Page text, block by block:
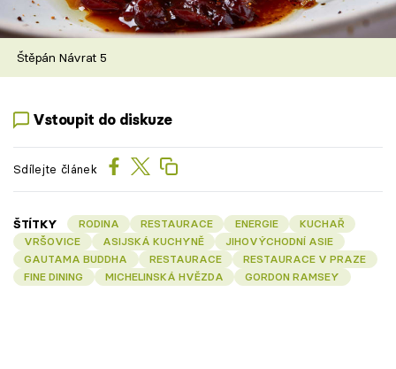
Štěpán Návrat 5
Vstoupit do diskuze
Sdílejte článek
ŠTÍTKY RODINA RESTAURACE ENERGIE
KUCHAŘ
VRŠOVICE
ASIJSKÁ KUCHYNĚ
JIHOVÝCHODNÍ ASIE
GAUTAMA BUDDHA
RESTAURACE
RESTAURACE V PRAZE
FINE DINING
MICHELINSKÁ HVĚZDA GORDON RAMSEY